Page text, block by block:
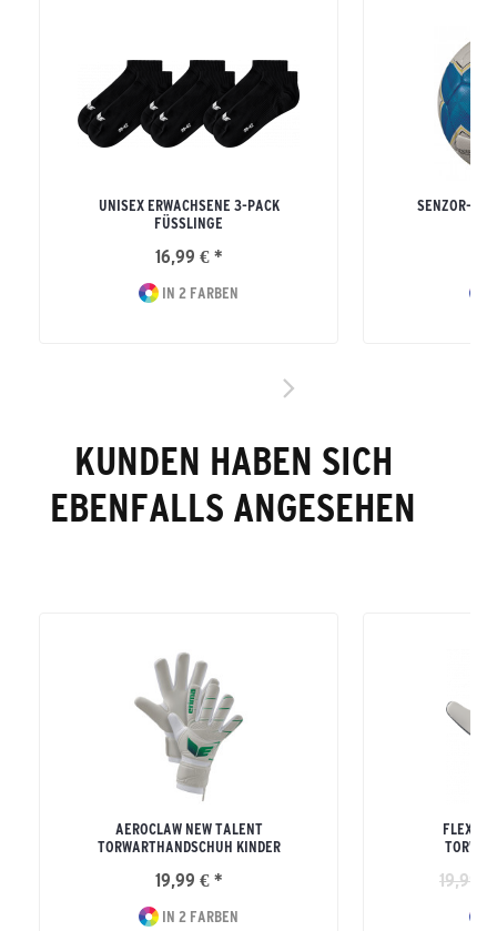
UNISEX ERWACHSENE 3-PACK
FÜSSLINGE
16,99 € *
IN 2 FARBEN
SENZOR-
KUNDEN HABEN SICH
EBENFALLS ANGESEHEN
AEROCLAW NEW TALENT
TORWARTHANDSCHUH KINDER
19,99 € *
IN 2 FARBEN
FLEX-
19,99